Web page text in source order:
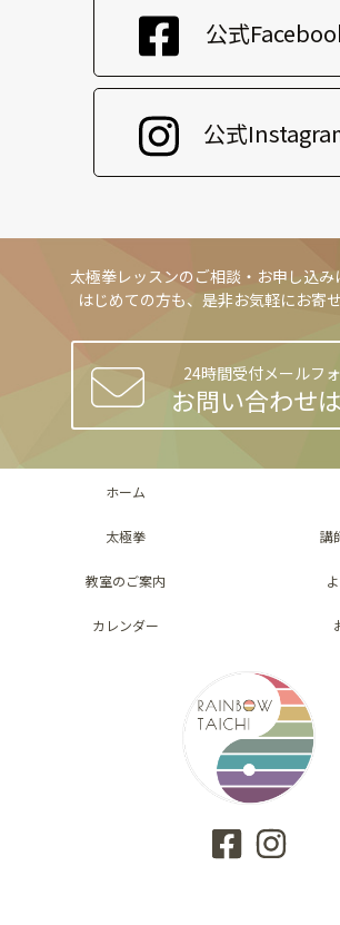
公式
公式
太極拳レッスンのご相談・お申し込み
はじめての方も、是非お気軽にお寄
24時間受付メールフ
お問い合わせ
ホーム
太極拳 講
教室のご案内
カレンダー